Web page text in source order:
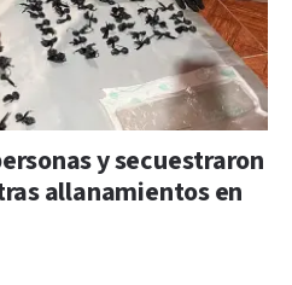
y secuestraron
allanamientos en